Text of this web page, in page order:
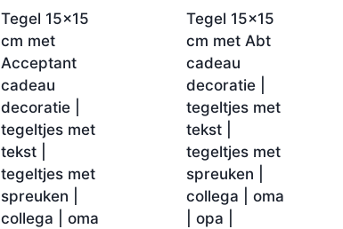
Tegel 15×15
cm met
Acceptant
cadeau
decoratie |
tegeltjes met
tekst |
tegeltjes met
spreuken |
collega | oma
Tegel 15×15
cm met Abt
cadeau
decoratie |
tegeltjes met
tekst |
tegeltjes met
spreuken |
collega | oma
| opa |